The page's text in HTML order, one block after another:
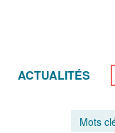
ACTUALITÉS